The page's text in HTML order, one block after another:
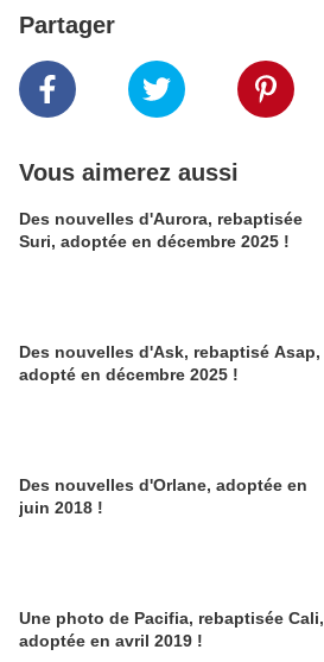
Partager
Vous aimerez aussi
Des nouvelles d'Aurora, rebaptisée
Suri, adoptée en décembre 2025 !
Des nouvelles d'Ask, rebaptisé Asap,
adopté en décembre 2025 !
Des nouvelles d'Orlane, adoptée en
juin 2018 !
Une photo de Pacifia, rebaptisée Cali,
adoptée en avril 2019 !